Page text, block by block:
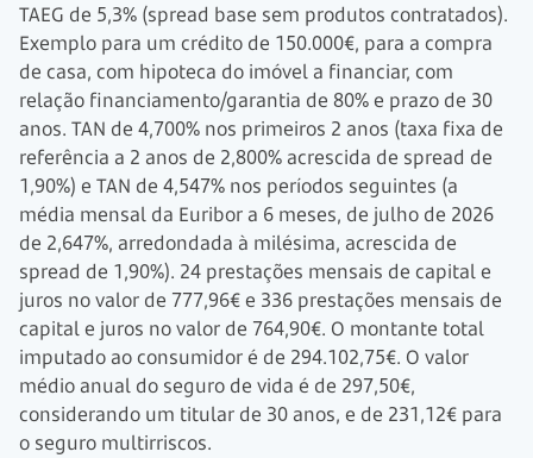
TAEG de 5,3% (spread base sem produtos contratados).
Exemplo para um crédito de 150.000€, para a compra
de casa, com hipoteca do imóvel a financiar, com
relação financiamento/garantia de 80% e prazo de 30
anos. TAN de 4,700% nos primeiros 2 anos (taxa fixa de
referência a 2 anos de 2,800% acrescida de spread de
1,90%) e TAN de 4,547% nos períodos seguintes (a
média mensal da Euribor a 6 meses, de julho de 2026
de 2,647%, arredondada à milésima, acrescida de
spread de 1,90%). 24 prestações mensais de capital e
juros no valor de 777,96€ e 336 prestações mensais de
capital e juros no valor de 764,90€. O montante total
imputado ao consumidor é de 294.102,75€. O valor
médio anual do seguro de vida é de 297,50€,
considerando um titular de 30 anos, e de 231,12€ para
o seguro multirriscos.